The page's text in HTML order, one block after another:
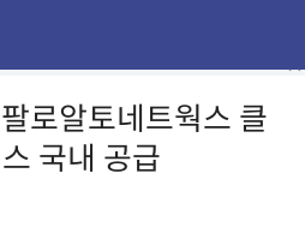
로알토네트웍스 클
국내 공급